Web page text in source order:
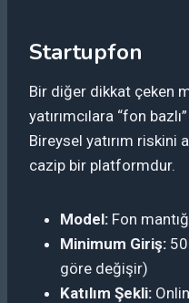
Startupfon
Bir diğer dikkat çeken
yatırımcılara “fon
Bireysel yatırım riskini
cazip bir platformdur.
Model: Fon
Minimum Giriş:
göre değişir)
Katılım Şekli: